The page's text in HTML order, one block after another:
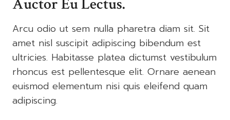
Auctor Eu Lectus.
Arcu odio ut sem nulla pharetra diam sit. Sit
amet nisl suscipit adipiscing bibendum est
ultricies. Habitasse platea dictumst vestibulum
rhoncus est pellentesque elit. Ornare aenean
euismod elementum nisi quis eleifend quam
adipiscing.